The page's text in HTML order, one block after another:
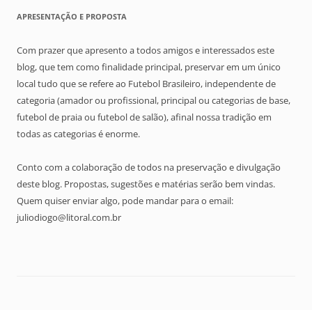
APRESENTAÇÃO E PROPOSTA
Com prazer que apresento a todos amigos e interessados este
blog, que tem como finalidade principal, preservar em um único
local tudo que se refere ao Futebol Brasileiro, independente de
categoria (amador ou profissional, principal ou categorias de base,
futebol de praia ou futebol de salão), afinal nossa tradição em
todas as categorias é enorme.
Conto com a colaboração de todos na preservação e divulgação
deste blog. Propostas, sugestões e matérias serão bem vindas.
Quem quiser enviar algo, pode mandar para o email:
juliodiogo@litoral.com.br